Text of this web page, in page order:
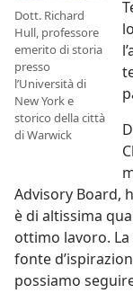
Dott. Richard
Hull, professore
emerito di storia
presso
l’Università di
New York e
storico della città
di Warwick
Advisory Board,
è di altissima
ottimo lavoro.
fonte
possiamo